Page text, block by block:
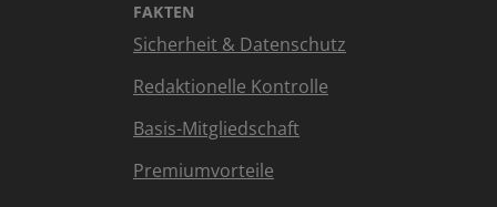
FAKTEN
Sicherheit & Datenschutz
Redaktionelle Kontrolle
Basis-Mitgliedschaft
Premiumvorteile